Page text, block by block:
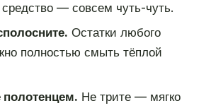
средство — совсем чуть-чуть.
Остатки любого
полностью смыть тёплой
Не трите — мягко